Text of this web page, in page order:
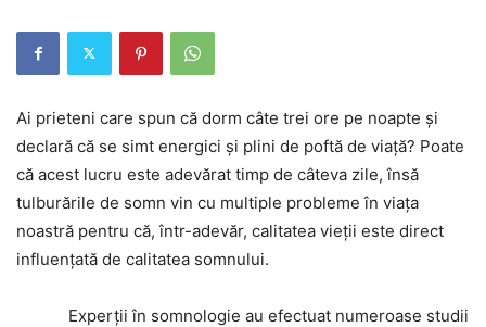
Ai prieteni care spun că dorm câte trei ore pe noapte și
declară că se simt energici și plini de poftă de viață? Poate
că acest lucru este adevărat timp de câteva zile, însă
tulburările de somn vin cu multiple probleme în viața
noastră pentru că, într-adevăr, calitatea vieții este direct
influențată de calitatea somnului.
Experții în somnologie au efectuat numeroase studii